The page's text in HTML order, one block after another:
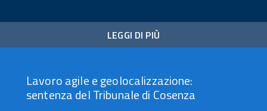
LEGGI DI PIÙ
Lavoro agile e geolocalizzazione:
sentenza del Tribunale di Cosenza